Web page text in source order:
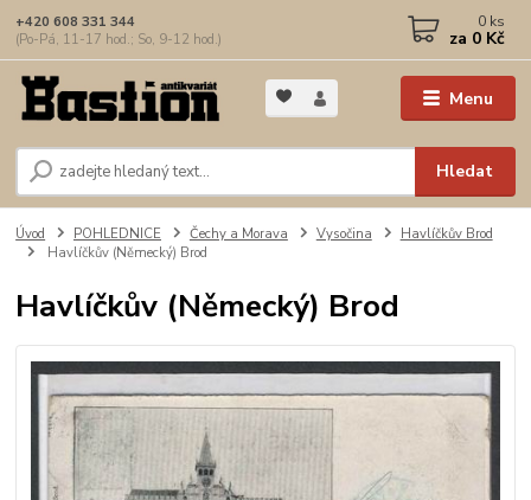
Menu
Hledat
+420 608 331 344
(Po-Pá, 11-17 hod.; So, 9-12 hod.)
0 ks
za 0 Kč
Úvod POHLEDNICE Čechy a Morava Vysočina
Havlíčkův Brod
Havlíčkův (Německý) Brod
Havlíčkův (Německý) Brod